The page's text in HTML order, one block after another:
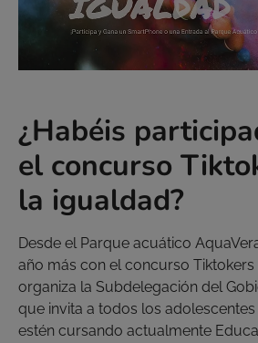
¿Habéis
el concurso
la igualdad?
Desde el Parque acuático
año más con el concurso
organiza la Subdelegación del
que invita a todos los
estén cursando actualmente